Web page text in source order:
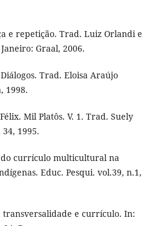
e repetição. Trad. Luiz Orlandi e
Graal, 2006.
Diálogos. Trad. Eloisa Araújo
1998.
Mil Platôs. V. 1. Trad. Suely
1995.
do currículo multicultural na
Educ. Pesqui. vol.39, n.1,
transversalidade e currículo. In: